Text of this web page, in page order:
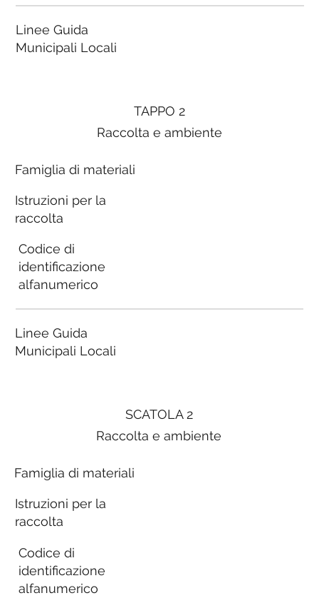
Linee Guida
Municipali Locali
SCATOLA 2
Raccolta e ambiente
Famiglia di materiali
Istruzioni per la
raccolta
Codice di
identificazione
alfanumerico
TAPPO 2
Raccolta e ambiente
Famiglia di materiali
Istruzioni per la
raccolta
Codice di
identificazione
alfanumerico
Linee Guida
Municipali Locali